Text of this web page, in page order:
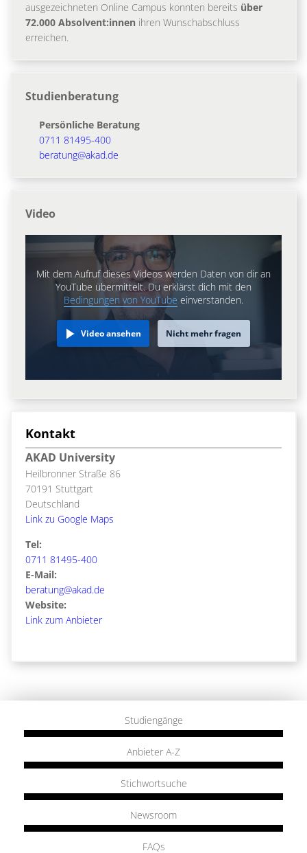
ausgezeichneten Online Campus konnten bereits über
72.000 Absolvent:innen ihren Wunschabschluss
erreichen.
Studienberatung
Persönliche Beratung
0711 81495-400
beratung@akad.de
Video
Mit dem Aufruf dieses Videos werden Daten von dir an
YouTube übermittelt. Du erklärst dich mit den
Bedingungen von YouTube einverstanden.
Video ansehen Nicht mehr fragen
Kontakt
AKAD University
Heilbronner Straße 86
70191 Stuttgart
Deutschland
Link zu Google Maps
Tel:
0711 81495-400
E-Mail:
beratung@akad.de
Website:
Link zum Anbieter
Studiengänge
Anbieter A-Z
Stichwortsuche
Newsroom
FAQs